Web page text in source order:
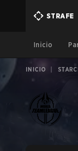
STRAFE
Inicio
INICIO